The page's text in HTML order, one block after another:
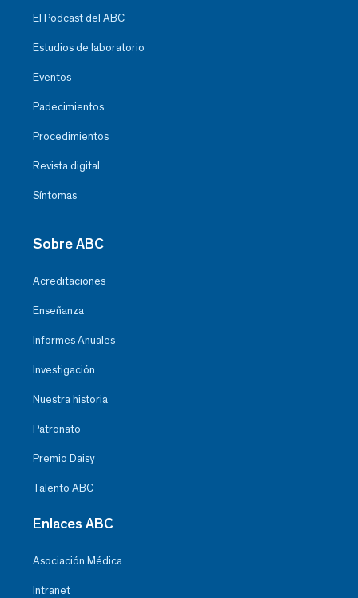
El Podcast del ABC
Estudios de laboratorio
Eventos
Padecimientos
Procedimientos
Revista digital
Síntomas
Sobre ABC
Acreditaciones
Enseñanza
Informes Anuales
Investigación
Nuestra historia
Patronato
Premio Daisy
Talento ABC
Enlaces ABC
Asociación Médica
Intranet